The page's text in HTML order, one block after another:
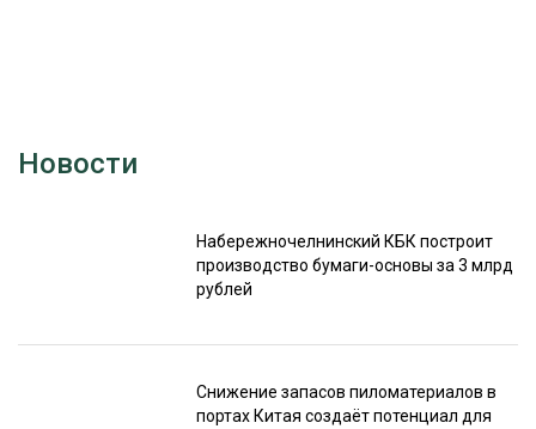
Новости
Набережночелнинский КБК построит
производство бумаги-основы за 3 млрд
рублей
Снижение запасов пиломатериалов в
портах Китая создаёт потенциал для